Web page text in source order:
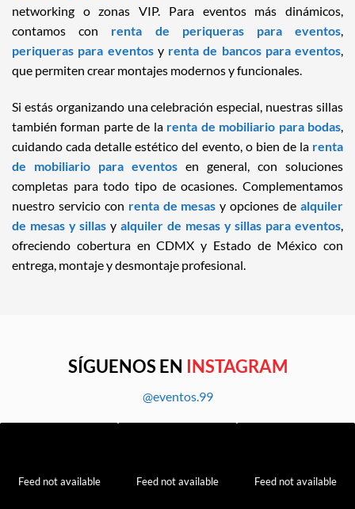
networking o zonas VIP. Para eventos más dinámicos,
contamos con renta de periqueras para eventos,
periqueras para eventosy renta de bancos para eventos,
que permiten crear montajes modernos y funcionales.
Si estás organizando una celebración especial, nuestras sillas
también forman parte de la renta de mobiliario para bodas,
cuidando cada detalle estético del evento, o bien de la renta
de mobiliario para eventos en general, con soluciones
completas para todo tipo de ocasiones. Complementamos
nuestro servicio con renta de mesas y opciones dealquiler
de mesas y sillas yalquiler de mesas y sillas para eventos,
ofreciendo cobertura en CDMX y Estado de México con
entrega, montaje y desmontaje profesional.
SÍGUENOS EN INSTAGRAM
@eventos.99
Feed not available Feed not available Feed not available